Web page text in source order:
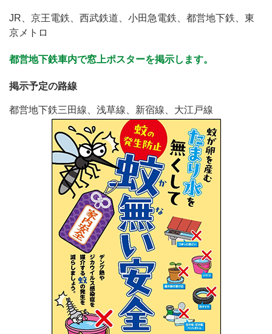
JR、京王電鉄、西武鉄道、小田急電鉄、都営地下鉄、東
京メトロ
都営地下鉄車内で窓上ポスターを掲示します。
掲示予定の路線
都営地下鉄三田線、浅草線、新宿線、大江戸線